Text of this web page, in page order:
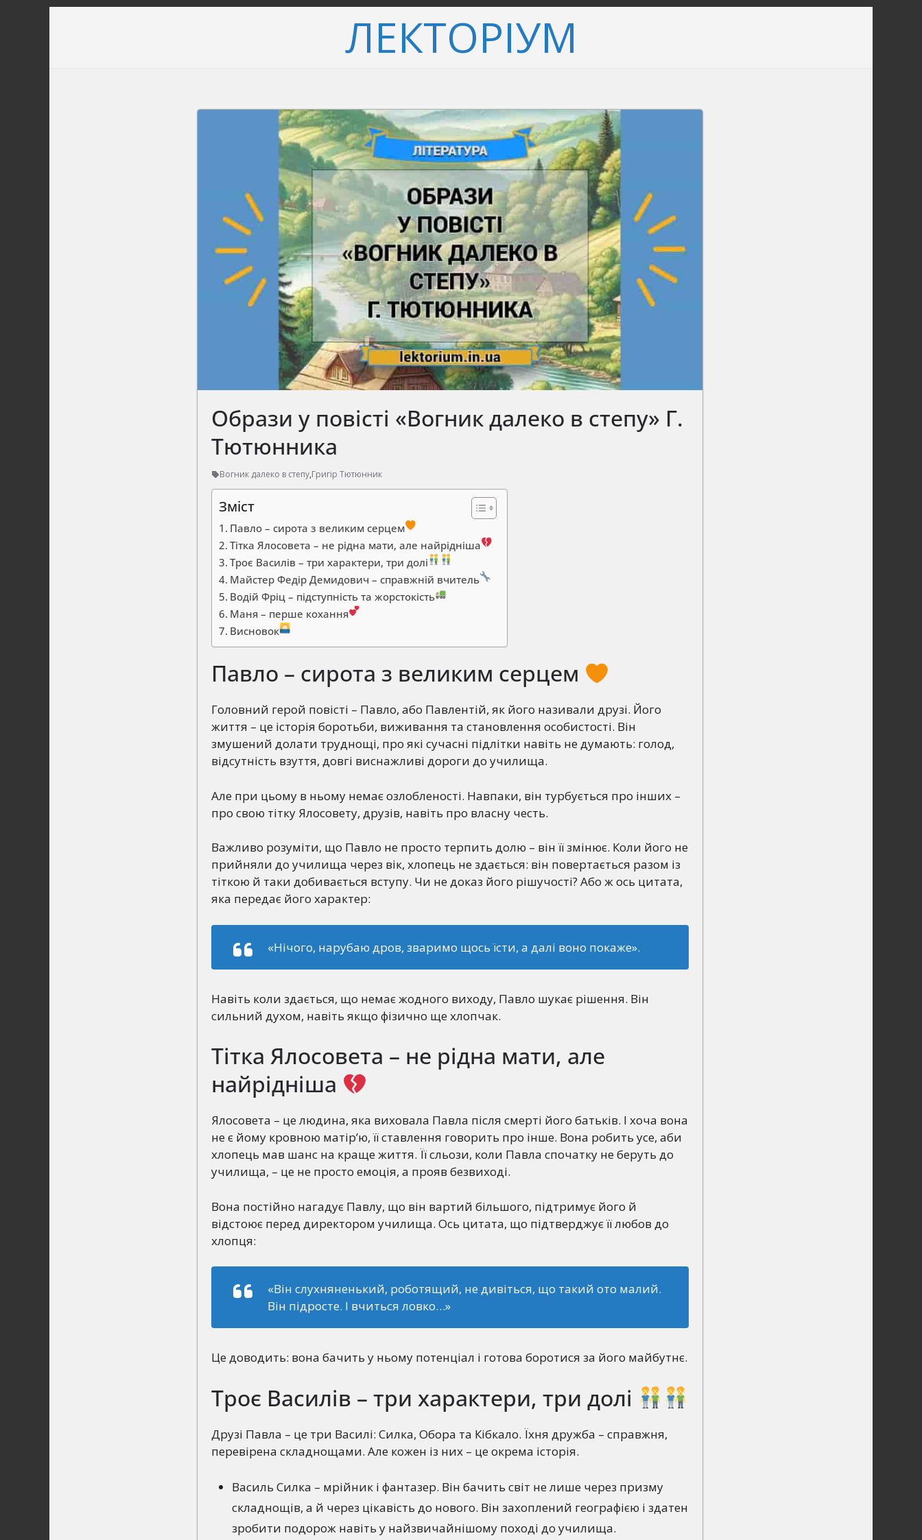
ЛЕКТОРІУМ
Образи у повісті «Вогник далеко в степу» Г.
Тютюнника
Вогник далеко в степу,Григір Тютюнник
Зміст
Павло – сирота з великим серцем
Тітка Ялосовета – не рідна мати, але найрідніша
Троє Василів – три характери, три долі
Майстер Федір Демидович – справжній вчитель
Водій Фріц – підступність та жорстокість
Маня – перше кохання
Висновок
Павло – сирота з великим серцем
Головний герой повісті – Павло, або Павлентій, як його називали друзі. Його
життя – це історія боротьби, виживання та становлення особистості. Він
змушений долати труднощі, про які сучасні підлітки навіть не думають: голод,
відсутність взуття, довгі виснажливі дороги до училища.
Але при цьому в ньому немає озлобленості. Навпаки, він турбується про інших –
про свою тітку Ялосовету, друзів, навіть про власну честь.
Важливо розуміти, що Павло не просто терпить долю – він її змінює. Коли його не
прийняли до училища через вік, хлопець не здається: він повертається разом із
тіткою й таки добивається вступу. Чи не доказ його рішучості? Або ж ось цитата,
яка передає його характер:
«Нічого, нарубаю дров, зваримо щось їсти, а далі воно покаже».
Навіть коли здається, що немає жодного виходу, Павло шукає рішення. Він
сильний духом, навіть якщо фізично ще хлопчак.
Тітка Ялосовета – не рідна мати, але
найрідніша
Ялосовета – це людина, яка виховала Павла після смерті його батьків. І хоча вона
не є йому кровною матір’ю, її ставлення говорить про інше. Вона робить усе, аби
хлопець мав шанс на краще життя. Її сльози, коли Павла спочатку не беруть до
училища, – це не просто емоція, а прояв безвиході.
Вона постійно нагадує Павлу, що він вартий більшого, підтримує його й
відстоює перед директором училища. Ось цитата, що підтверджує її любов до
хлопця:
«Він слухняненький, роботящий, не дивіться, що такий ото малий.
Він підросте. І вчиться ловко…»
Це доводить: вона бачить у ньому потенціал і готова боротися за його майбутнє.
Троє Василів – три характери, три долі
Друзі Павла – це три Василі: Силка, Обора та Кібкало. Їхня дружба – справжня,
перевірена складнощами. Але кожен із них – це окрема історія.
Василь Силка – мрійник і фантазер. Він бачить світ не лише через призму
складнощів, а й через цікавість до нового. Він захоплений географією і здатен
зробити подорож навіть у найзвичайнішому поході до училища.